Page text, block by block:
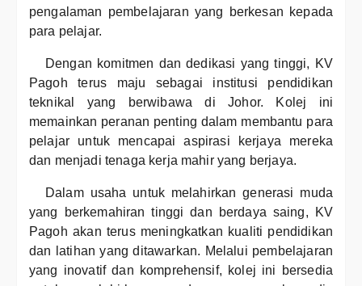
pengalaman pembelajaran yang berkesan kepada
para pelajar.
Dengan komitmen dan dedikasi yang tinggi, KV
Pagoh terus maju sebagai institusi pendidikan
teknikal yang berwibawa di Johor. Kolej ini
memainkan peranan penting dalam membantu para
pelajar untuk mencapai aspirasi kerjaya mereka
dan menjadi tenaga kerja mahir yang berjaya.
Dalam usaha untuk melahirkan generasi muda
yang berkemahiran tinggi dan berdaya saing, KV
Pagoh akan terus meningkatkan kualiti pendidikan
dan latihan yang ditawarkan. Melalui pembelajaran
yang inovatif dan komprehensif, kolej ini bersedia